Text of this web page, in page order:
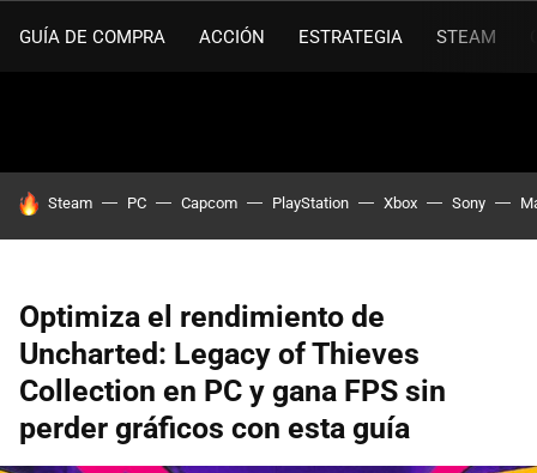
GUÍA DE COMPRA ACCIÓN ESTRATEGIA STEAM
HOY SE HABLA DE
Steam PC Capcom PlayStation Xbox Sony
Optimiza el rendimiento de
Uncharted: Legacy of Thieves
Collection en PC y gana FPS sin
perder gráficos con esta guía